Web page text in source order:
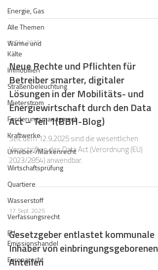
Energie, Gas
Alle Themen
Wärme und
Kälte
Immobilien
Straßenbeleuchtung
Mieterstrom
Forderungsmanagment
Kraftwerke
Urheber-/Markenrecht
Wirtschaftsprüfung
Quartiere
Wasserstoff
Verfassungsrecht
EU-
Emissionshandel
Europarecht
gestartet.
8. Okt. 2025
Neue Rechte und Pflichten für
Betreiber smarter, digitaler
Lösungen in der Mobilitäts- und
Energiewirtschaft durch den Data
Act – Teil 1(BBH-Blog)
Seit dem 12.9.2025 sind die wesentlichen
Vorschriften des Data Act (Verordnung (EU)
2023/2854) anwendbar.
17. Sept. 2025
Gesetzgeber entlastet kommunale
Inhaber von einbringungsgeborenen
Anteilen